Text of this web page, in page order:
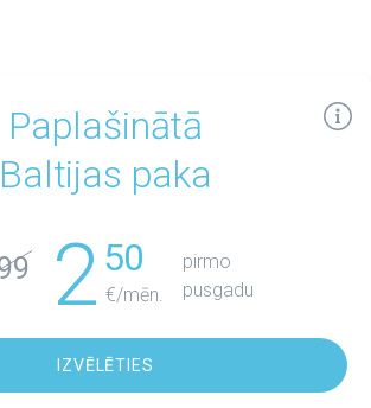
Paplašinātā
Baltijas paka
2 50
€/mēn.
pirmo
pusgadu
IZVĒLĒTIES